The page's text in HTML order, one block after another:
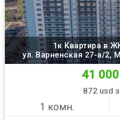
1к Квартира в
ул. Варненская 27-а/2,
41 000
872 usd
1 комн.